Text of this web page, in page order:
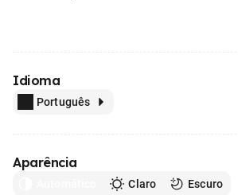
Idioma
Português
Aparência
Claro Escuro